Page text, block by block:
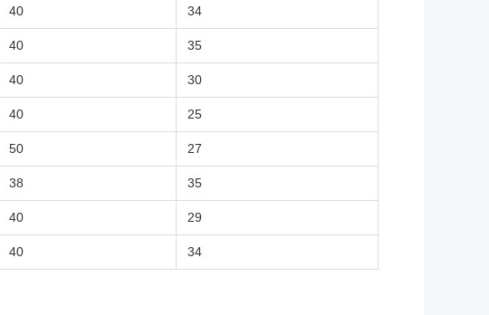
40 34
40 35
40 30
40 25
50 27
38 35
40 29
40 34